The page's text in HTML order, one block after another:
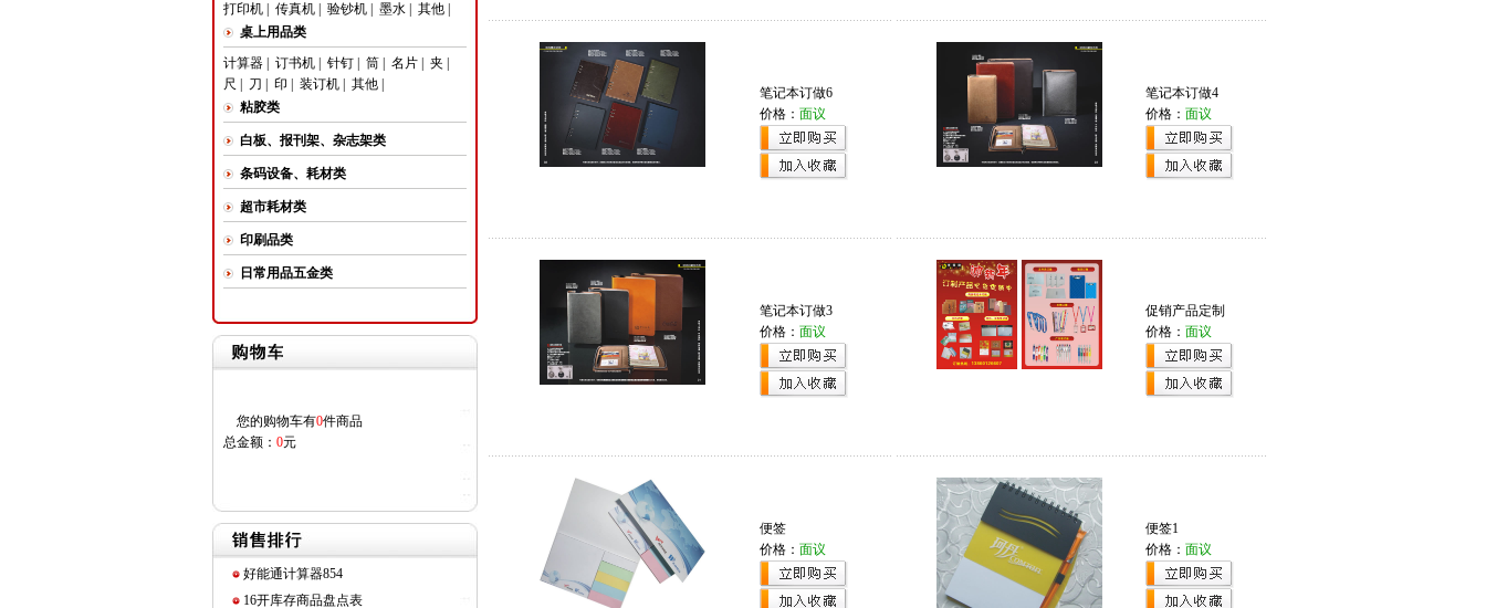
打印机| 传真机| 验钞机| 墨水| 其他|
桌上用品类
计算器| 订书机| 针钉| 筒| 名片| 夹
尺
刀 印 装订机| 其他|
粘胶类
白板、报刊架、杂志架类
条码设备、耗材类
超市耗材类
印刷品类
日常用品五金类
您的购物车有0件商品
总金额： 0元
好能通计算器854
16开库存商品盘点表
笔记本订做6
价格： 面议
笔记本订做4
价格： 面议
笔记本订做3
价格： 面议
促销产品定制
价格： 面议
便签
价格： 面议
便签1
价格： 面议